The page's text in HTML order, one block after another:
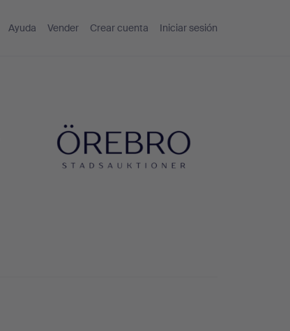
Ayuda Vender Crear cuenta Iniciar sesión